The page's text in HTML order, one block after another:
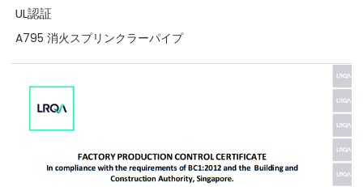
UL認証
A795 消火スプリンクラーパイプ